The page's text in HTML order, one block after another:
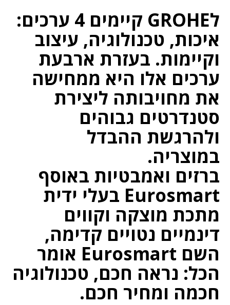
לGROHE קיימים 4 ערכים:
איכות, טכנולוגיה, עיצוב
וקיימות. בעזרת ארבעת
ערכים אלו היא ממחישה
את מחויבותה ליצירת
סטנדרטים גבוהים
ולהרגשת ההבדל
במוצריה.
ברזים ואמבטיות באוסף
Eurosmart בעלי ידית
מתכת מוצקה וקווים
דינמיים נטויים קדימה,
השם Eurosmart אומר
הכל: נראה חכם, טכנולוגיה
חכמה ומחיר חכם.